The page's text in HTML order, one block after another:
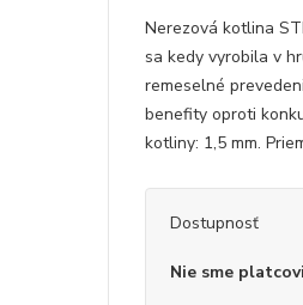
Nerezová kotlina
sa kedy vyrobila v
remeselné
benefity oproti
kotliny: 1,5 mm.
Dostupnosť
Nie sme